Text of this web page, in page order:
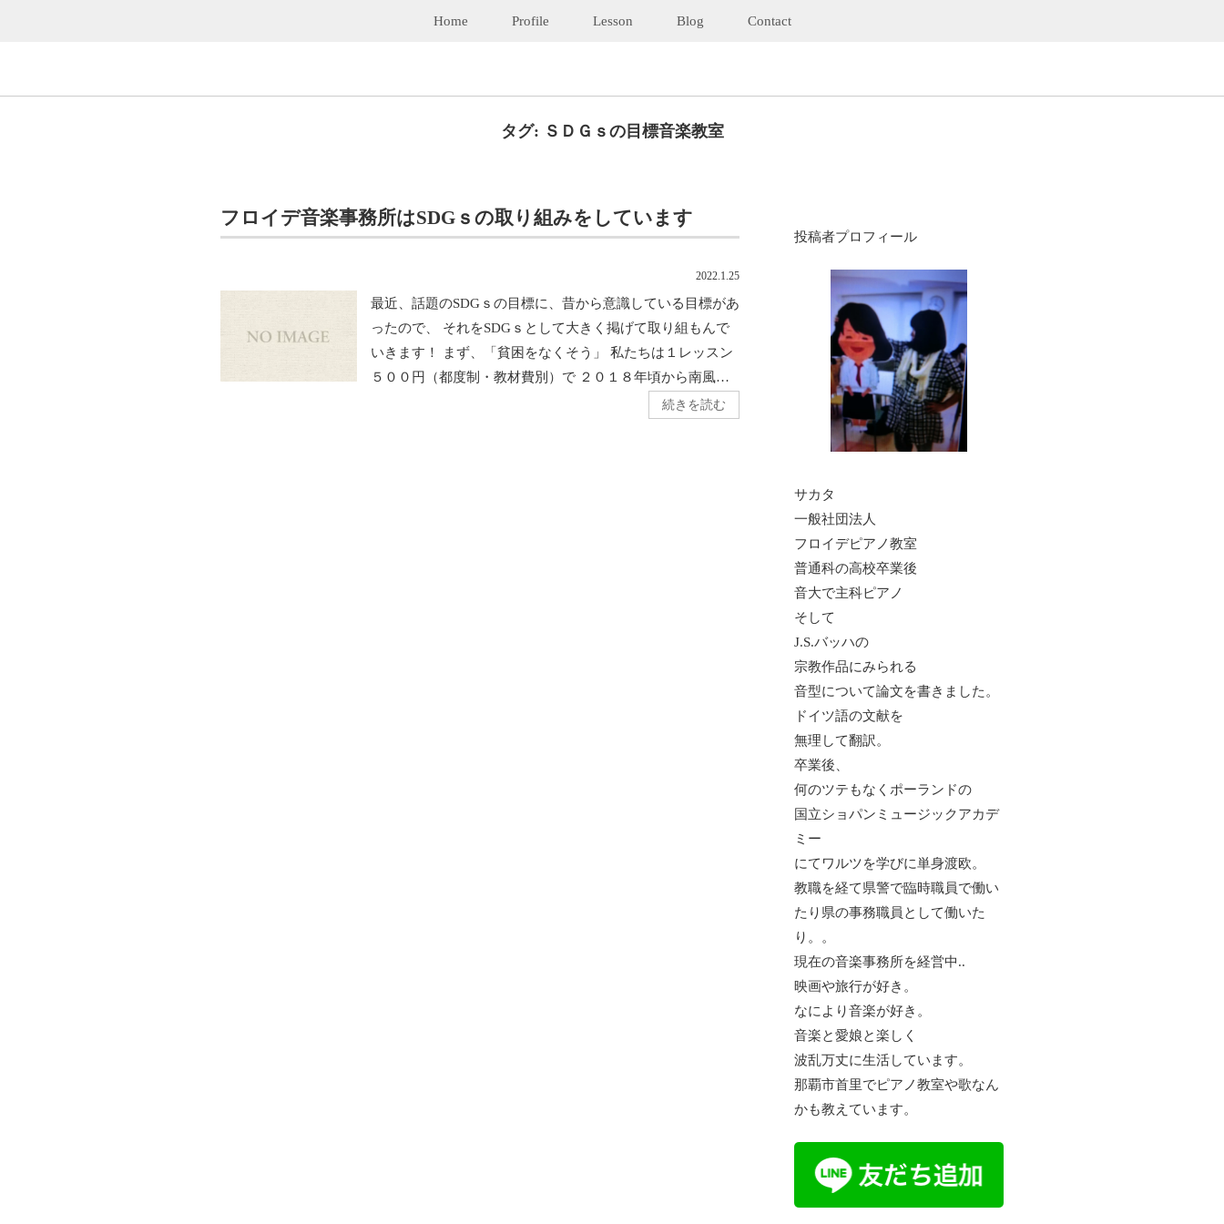
Home Profile Lesson Blog Contact
タグ: ＳＤＧｓの目標音楽教室
フロイデ音楽事務所はSDGｓの取り組みをしています
2022.1.25
最近、話題のSDGｓの目標に、昔から意識している目標があ
ったので、 それをSDGｓとして大きく掲げて取り組もんで
いきます！ まず、「貧困をなくそう」 私たちは１レッスン
５００円（都度制・教材費別）で ２０１８年頃から南風…
続きを読む
投稿者プロフィール
サカタ
一般社団法人
フロイデピアノ教室
普通科の高校卒業後
音大で主科ピアノ
そして
J.S.バッハの
宗教作品にみられる
音型について論文を書きました。
ドイツ語の文献を
無理して翻訳。
卒業後、
何のツテもなくポーランドの
国立ショパンミュージックアカデ
ミー
にてワルツを学びに単身渡欧。
教職を経て県警で臨時職員で働い
たり県の事務職員として働いた
り。。
現在の音楽事務所を経営中..
映画や旅行が好き。
なにより音楽が好き。
音楽と愛娘と楽しく
波乱万丈に生活しています。
那覇市首里でピアノ教室や歌なん
かも教えています。